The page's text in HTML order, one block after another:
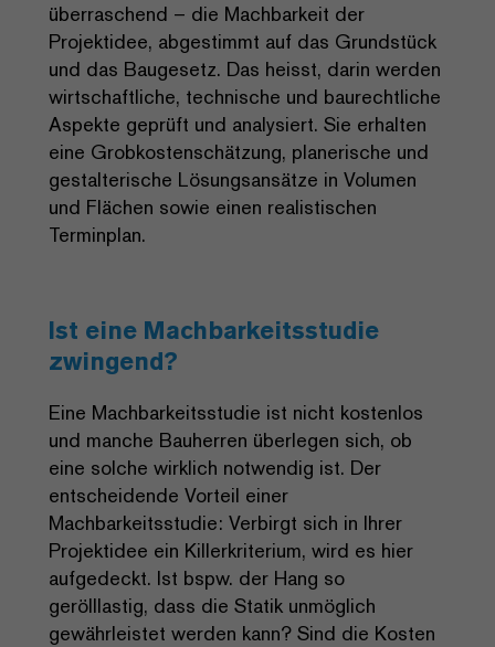
überraschend – die Machbarkeit der
Projektidee, abgestimmt auf das Grundstück
und das Baugesetz. Das heisst, darin werden
wirtschaftliche, technische und baurechtliche
Aspekte geprüft und analysiert. Sie erhalten
eine Grobkostenschätzung, planerische und
gestalterische Lösungsansätze in Volumen
und Flächen sowie einen realistischen
Terminplan.
Ist eine Machbarkeitsstudie
zwingend?
Eine Machbarkeitsstudie ist nicht kostenlos
und manche Bauherren überlegen sich, ob
eine solche wirklich notwendig ist. Der
entscheidende Vorteil einer
Machbarkeitsstudie: Verbirgt sich in Ihrer
Projektidee ein Killerkriterium, wird es hier
aufgedeckt. Ist bspw. der Hang so
gerölllastig, dass die Statik unmöglich
gewährleistet werden kann? Sind die Kosten